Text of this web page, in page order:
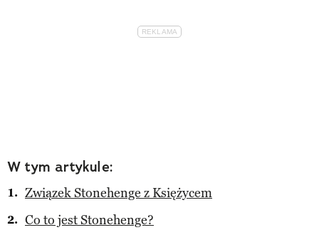
W tym artykule:
Związek Stonehenge z Księżycem
Co to jest Stonehenge?